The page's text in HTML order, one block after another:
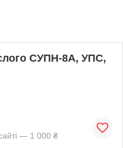
СУПН-8А, УПС,
— 1 000 ₴